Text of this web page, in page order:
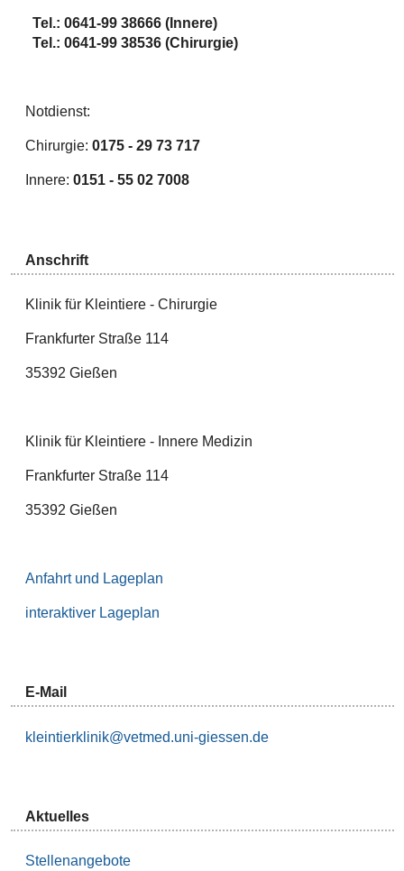
Tel.: 0641-99 38666 (Innere)
Tel.: 0641-99 38536 (Chirurgie)
Notdienst:
Chirurgie: 0175 - 29 73 717
Innere: 0151 - 55 02 7008
Anschrift
Klinik für Kleintiere - Chirurgie
Frankfurter Straße 114
35392 Gießen
Klinik für Kleintiere - Innere Medizin
Frankfurter Straße 114
35392 Gießen
Anfahrt und Lageplan
interaktiver Lageplan
E-Mail
kleintierklinik@vetmed.uni-giessen.de
Aktuelles
Stellenangebote